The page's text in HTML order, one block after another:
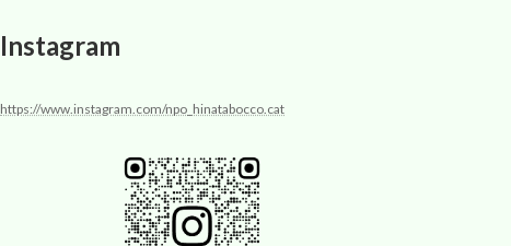
Instagram
https://www.instagram.com/npo_hinatabocco.cat